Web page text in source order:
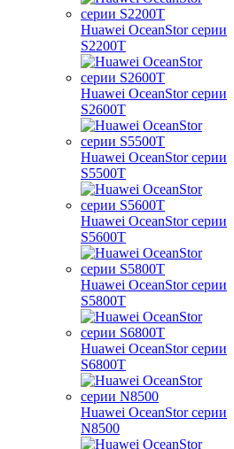
Huawei OceanStor серии
S2200T
Huawei OceanStor серии
S2600T
Huawei OceanStor серии
S5500T
Huawei OceanStor серии
S5600T
Huawei OceanStor серии
S5800T
Huawei OceanStor серии
S6800T
Huawei OceanStor серии
N8500